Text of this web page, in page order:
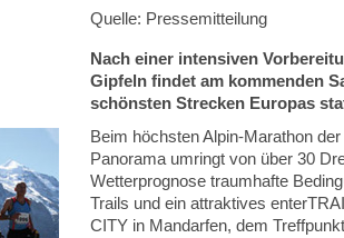
Quelle: Pressemitteilung
Nach einer intensiven
Gipfeln findet am kommenden
schönsten Strecken Europas
Beim höchsten Alpin-Marathon
Panorama umringt von über 30
Wetterprognose traumhafte
Trails und ein attraktives
CITY in Mandarfen, dem